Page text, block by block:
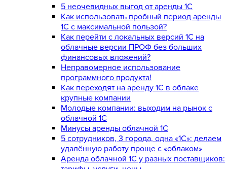
5 неочевидных выгод от аренды 1С
Как использовать пробный период аренды
1С с максимальной пользой?
Как перейти с локальных версий 1С на
облачные версии ПРОФ без больших
финансовых вложений?
Неправомерное использование
программного продукта!
Как переходят на аренду 1С в облаке
крупные компании
Молодые компании: выходим на рынок с
облачной 1С
Минусы аренды облачной 1С
5 сотрудников, 3 города, одна «1С»: делаем
удалённую работу проще с «облаком»
Аренда облачной 1С у разных поставщиков: